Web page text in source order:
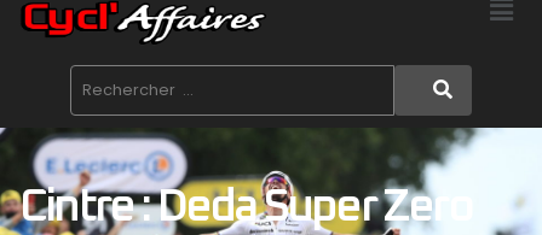
Cintre : Deda Super Zero